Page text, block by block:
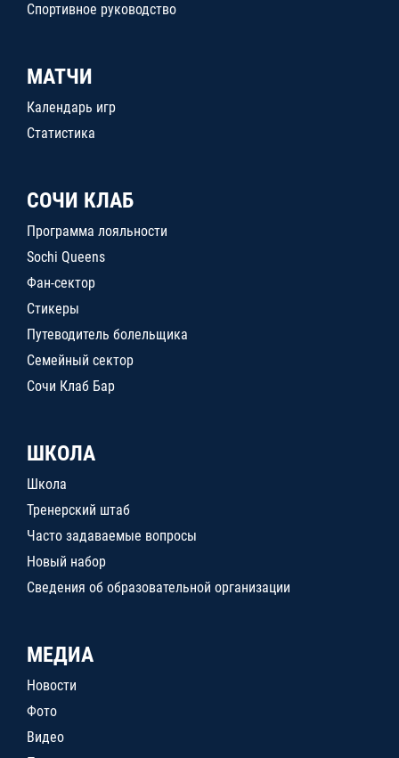
Спортивное руководство
МАТЧИ
Календарь игр
Статистика
СОЧИ КЛАБ
Программа лояльности
Sochi Queens
Фан-сектор
Стикеры
Путеводитель болельщика
Семейный сектор
Сочи Клаб Бар
ШКОЛА
Школа
Тренерский штаб
Часто задаваемые вопросы
Новый набор
Сведения об образовательной организации
МЕДИА
Новости
Фото
Видео